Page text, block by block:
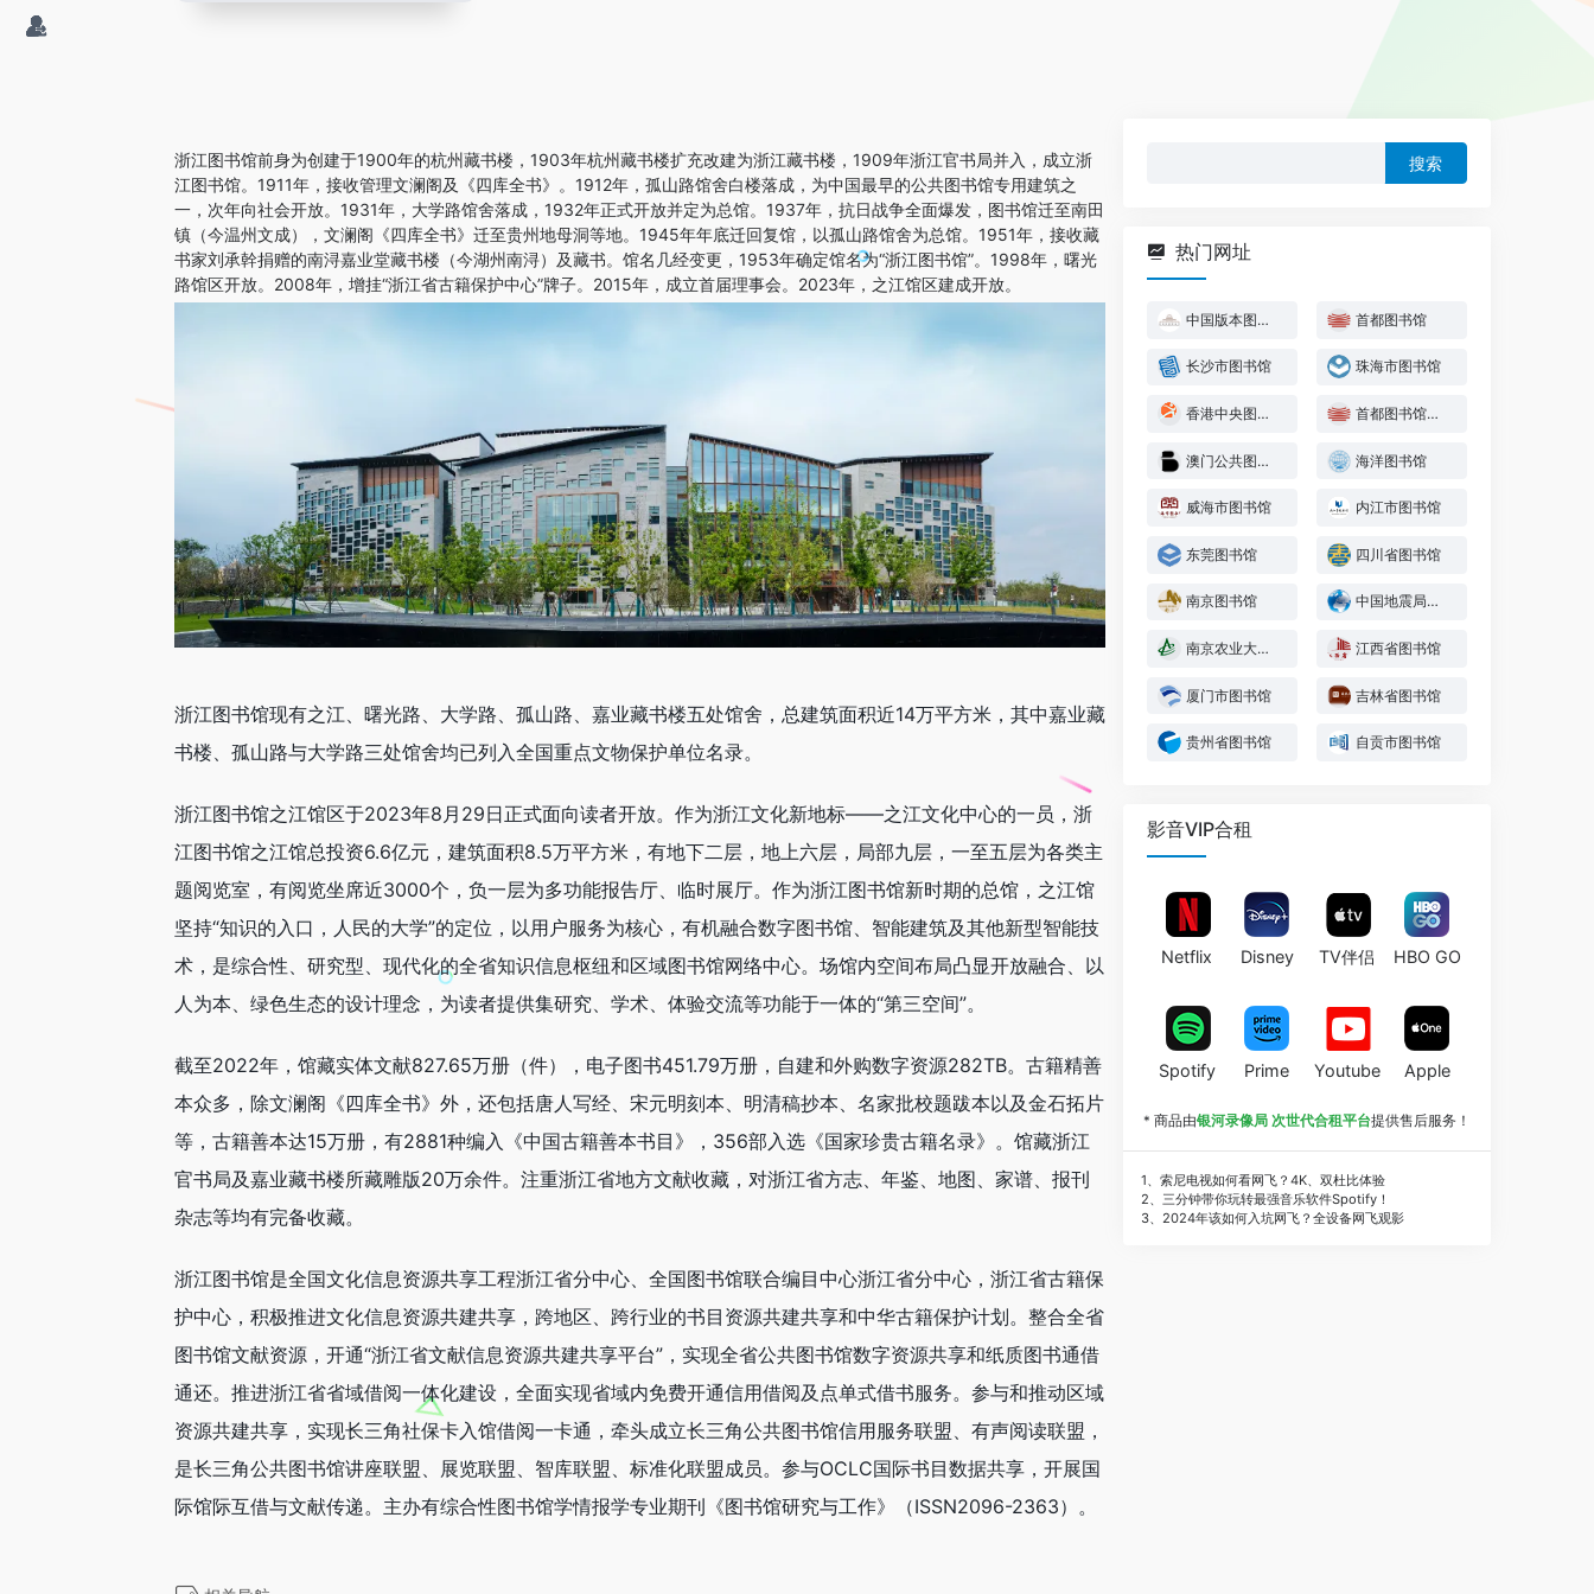
浙江图书馆前身为创建于1900年的杭州藏书楼，1903年杭州藏书楼扩充改建为浙江藏书楼，1909年浙江官书局并入，成立浙
江图书馆。1911年，接收管理文澜阁及《四库全书》。1912年，孤山路馆舍白楼落成，为中国最早的公共图书馆专用建筑之
一，次年向社会开放。1931年，大学路馆舍落成，1932年正式开放并定为总馆。1937年，抗日战争全面爆发，图书馆迁至南田
镇（今温州文成），文澜阁《四库全书》迁至贵州地母洞等地。1945年年底迁回复馆，以孤山路馆舍为总馆。1951年，接收藏
书家刘承幹捐赠的南浔嘉业堂藏书楼（今湖州南浔）及藏书。馆名几经变更，1953年确定馆名为“浙江图书馆”。1998年，曙光
路馆区开放。2008年，增挂“浙江省古籍保护中心”牌子。2015年，成立首届理事会。2023年，之江馆区建成开放。
浙江图书馆现有之江、曙光路、大学路、孤山路、嘉业藏书楼五处馆舍，总建筑面积近14万平方米，其中嘉业藏
书楼、孤山路与大学路三处馆舍均已列入全国重点文物保护单位名录。
浙江图书馆之江馆区于2023年8月29日正式面向读者开放。作为浙江文化新地标——之江文化中心的一员，浙
江图书馆之江馆总投资6.6亿元，建筑面积8.5万平方米，有地下二层，地上六层，局部九层，一至五层为各类主
题阅览室，有阅览坐席近3000个，负一层为多功能报告厅、临时展厅。作为浙江图书馆新时期的总馆，之江馆
坚持“知识的入口，人民的大学”的定位，以用户服务为核心，有机融合数字图书馆、智能建筑及其他新型智能技
术，是综合性、研究型、现代化的全省知识信息枢纽和区域图书馆网络中心。场馆内空间布局凸显开放融合、以
人为本、绿色生态的设计理念，为读者提供集研究、学术、体验交流等功能于一体的“第三空间”。
截至2022年，馆藏实体文献827.65万册（件），电子图书451.79万册，自建和外购数字资源282TB。古籍精善
本众多，除文澜阁《四库全书》外，还包括唐人写经、宋元明刻本、明清稿抄本、名家批校题跋本以及金石拓片
等，古籍善本达15万册，有2881种编入《中国古籍善本书目》，356部入选《国家珍贵古籍名录》。馆藏浙江
官书局及嘉业藏书楼所藏雕版20万余件。注重浙江省地方文献收藏，对浙江省方志、年鉴、地图、家谱、报刊
杂志等均有完备收藏。
浙江图书馆是全国文化信息资源共享工程浙江省分中心、全国图书馆联合编目中心浙江省分中心，浙江省古籍保
护中心，积极推进文化信息资源共建共享，跨地区、跨行业的书目资源共建共享和中华古籍保护计划。整合全省
图书馆文献资源，开通“浙江省文献信息资源共建共享平台”，实现全省公共图书馆数字资源共享和纸质图书通借
通还。推进浙江省省域借阅一体化建设，全面实现省域内免费开通信用借阅及点单式借书服务。参与和推动区域
资源共建共享，实现长三角社保卡入馆借阅一卡通，牵头成立长三角公共图书馆信用服务联盟、有声阅读联盟，
是长三角公共图书馆讲座联盟、展览联盟、智库联盟、标准化联盟成员。参与OCLC国际书目数据共享，开展国
际馆际互借与文献传递。主办有综合性图书馆学情报学专业期刊《图书馆研究与工作》（ISSN2096-2363）。
热门网址
中国版本图书馆 首都图书馆
长沙市图书馆 珠海市图书馆
香港中央图书馆 首都图书馆少年儿童图书馆
澳门公共图书馆 海洋图书馆
威海市图书馆 内江市图书馆
东莞图书馆 四川省图书馆
南京图书馆 中国地震局图书馆
南京农业大学图书馆 江西省图书馆
厦门市图书馆 吉林省图书馆
贵州省图书馆 自贡市图书馆
影音VIP合租
Netflix Disney TV伴侣 HBO GO
Spotify Prime Youtube Apple
* 商品由银河录像局 次世代合租平台提供售后服务！
1、索尼电视如何看网飞？4K、双杜比体验
2、三分钟带你玩转最强音乐软件Spotify！
3、2024年该如何入坑网飞？全设备网飞观影